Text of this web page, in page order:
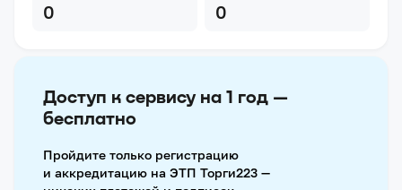
0 0
Доступ к сервису на 1 год —
бесплатно
Пройдите только регистрацию
и аккредитацию на ЭТП Торги223 —